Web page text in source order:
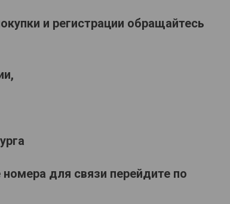
и регистрации обращайтесь
для связи перейдите по